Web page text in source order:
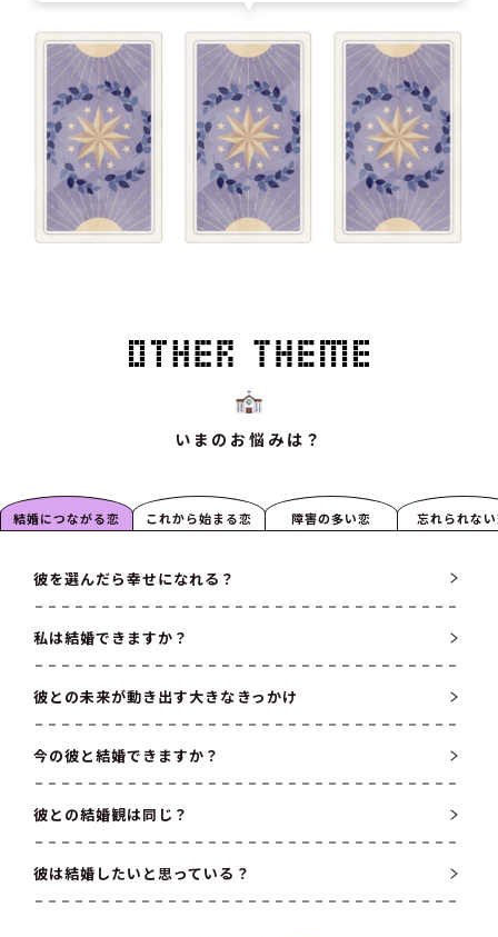
いまのお悩みは？
結婚につながる恋 これから始まる恋 障害の多い恋 忘れられな
彼を選んだら幸せになれる？
私は結婚できますか？
彼との未来が動き出す大きなきっかけ
今の彼と結婚できますか？
彼との結婚観は同じ？
彼は結婚したいと思っている？